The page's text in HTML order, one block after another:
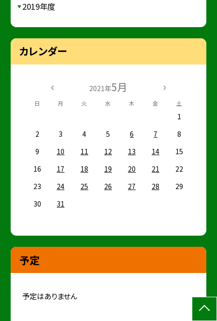
2019年度
カレンダー
2021年5月
日 月 火 水 木 金 土
1
2
3 4 5 6 7
8
9
10 11 12 13 14
15
16
17 18 19 20 21
22
23
24 25 26 27 28
29
30
31
予定
予定はありません